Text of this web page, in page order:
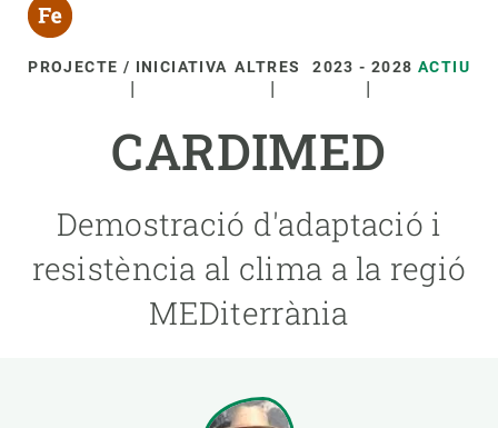
PROJECTE / INICIATIVA ALTRES 2023 -2028 ACTIU
CARDIMED
Demostració d'adaptació i
resistència al clima a la regió
MEDiterrània
responsive
Responsive
menu
SOBRE NOSALTRES
UNEIX-TE A NOSALTRES